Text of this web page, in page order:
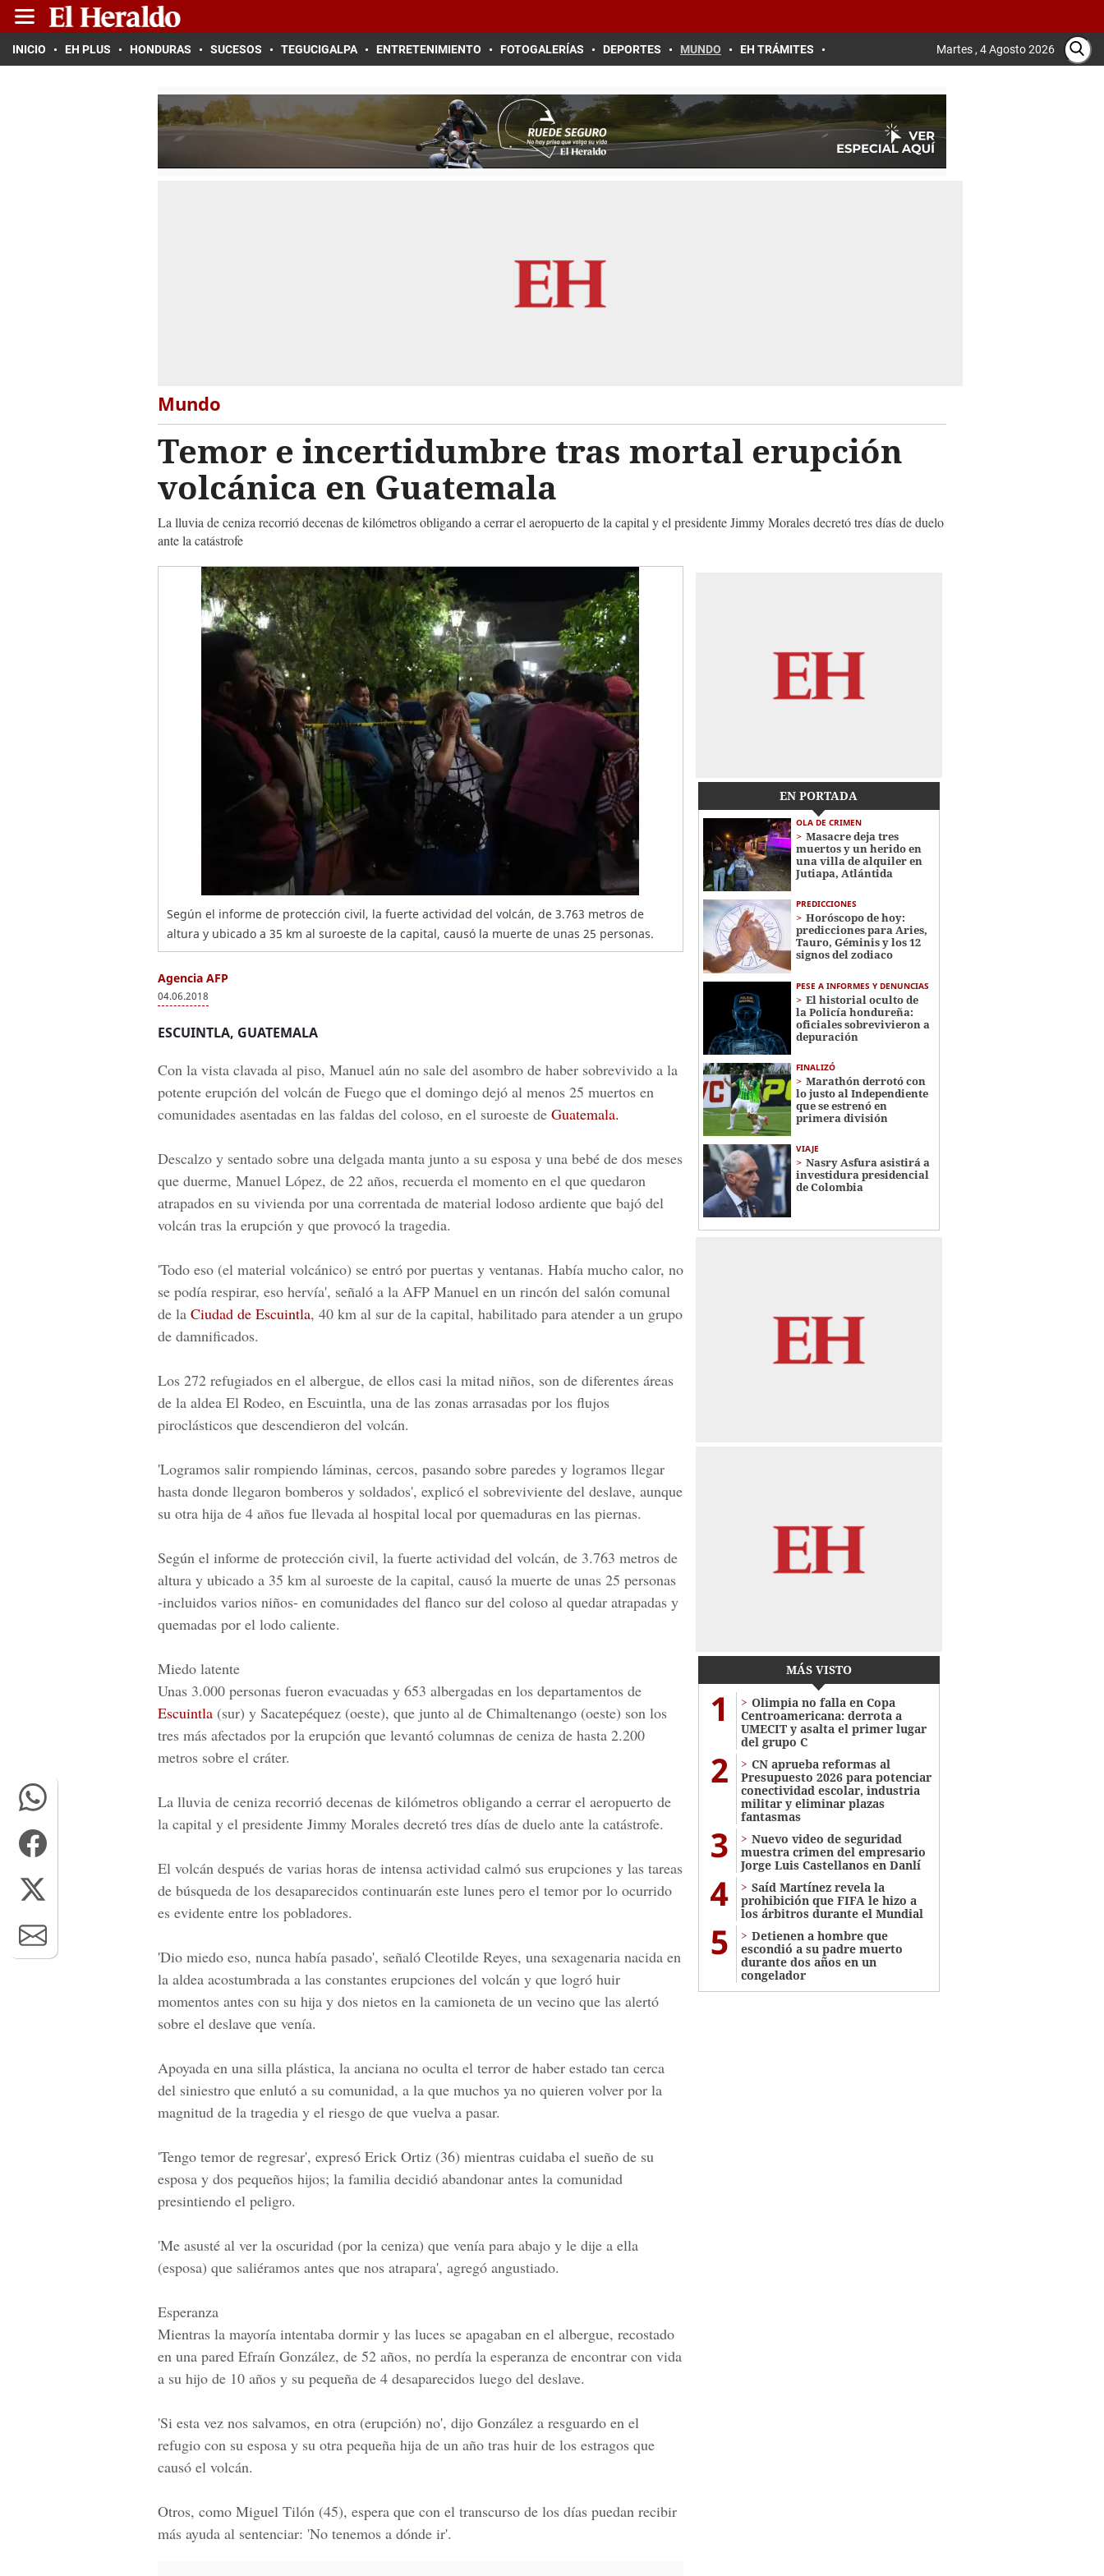
INICIO EH PLUS HONDURAS SUCESOS TEGUCIGALPA ENTRETENIMIENTO FOTOGALERÍAS DEPORTES MUNDO EH TRÁMITES Martes , 4 Agosto 2026
Mundo
Temor e incertidumbre tras mortal erupción
volcánica en Guatemala
La lluvia de ceniza recorrió decenas de kilómetros obligando a cerrar el aeropuerto de la capital y el presidente Jimmy Morales decretó tres días de duelo
ante la catástrofe
Según el informe de protección civil, la fuerte actividad del volcán, de 3.763 metros de
altura y ubicado a 35 km al suroeste de la capital, causó la muerte de unas 25 personas.
Agencia AFP
04.06.2018
ESCUINTLA, GUATEMALA
Con la vista clavada al piso, Manuel aún no sale del asombro de haber sobrevivido a la
potente erupción del volcán de Fuego que el domingo dejó al menos 25 muertos en
comunidades asentadas en las faldas del coloso, en el suroeste de Guatemala.
Descalzo y sentado sobre una delgada manta junto a su esposa y una bebé de dos meses
que duerme, Manuel López, de 22 años, recuerda el momento en el que quedaron
atrapados en su vivienda por una correntada de material lodoso ardiente que bajó del
volcán tras la erupción y que provocó la tragedia.
'Todo eso (el material volcánico) se entró por puertas y ventanas. Había mucho calor, no
se podía respirar, eso hervía', señaló a la AFP Manuel en un rincón del salón comunal
de la Ciudad de Escuintla, 40 km al sur de la capital, habilitado para atender a un grupo
de damnificados.
Los 272 refugiados en el albergue, de ellos casi la mitad niños, son de diferentes áreas
de la aldea El Rodeo, en Escuintla, una de las zonas arrasadas por los flujos
piroclásticos que descendieron del volcán.
'Logramos salir rompiendo láminas, cercos, pasando sobre paredes y logramos llegar
hasta donde llegaron bomberos y soldados', explicó el sobreviviente del deslave, aunque
su otra hija de 4 años fue llevada al hospital local por quemaduras en las piernas.
Según el informe de protección civil, la fuerte actividad del volcán, de 3.763 metros de
altura y ubicado a 35 km al suroeste de la capital, causó la muerte de unas 25 personas
-incluidos varios niños- en comunidades del flanco sur del coloso al quedar atrapadas y
quemadas por el lodo caliente.
Miedo latente
Unas 3.000 personas fueron evacuadas y 653 albergadas en los departamentos de
Escuintla (sur) y Sacatepéquez (oeste), que junto al de Chimaltenango (oeste) son los
tres más afectados por la erupción que levantó columnas de ceniza de hasta 2.200
metros sobre el cráter.
La lluvia de ceniza recorrió decenas de kilómetros obligando a cerrar el aeropuerto de
la capital y el presidente Jimmy Morales decretó tres días de duelo ante la catástrofe.
El volcán después de varias horas de intensa actividad calmó sus erupciones y las tareas
de búsqueda de los desaparecidos continuarán este lunes pero el temor por lo ocurrido
es evidente entre los pobladores.
'Dio miedo eso, nunca había pasado', señaló Cleotilde Reyes, una sexagenaria nacida en
la aldea acostumbrada a las constantes erupciones del volcán y que logró huir
momentos antes con su hija y dos nietos en la camioneta de un vecino que las alertó
sobre el deslave que venía.
Apoyada en una silla plástica, la anciana no oculta el terror de haber estado tan cerca
del siniestro que enlutó a su comunidad, a la que muchos ya no quieren volver por la
magnitud de la tragedia y el riesgo de que vuelva a pasar.
'Tengo temor de regresar', expresó Erick Ortiz (36) mientras cuidaba el sueño de su
esposa y dos pequeños hijos; la familia decidió abandonar antes la comunidad
presintiendo el peligro.
'Me asusté al ver la oscuridad (por la ceniza) que venía para abajo y le dije a ella
(esposa) que saliéramos antes que nos atrapara', agregó angustiado.
Esperanza
Mientras la mayoría intentaba dormir y las luces se apagaban en el albergue, recostado
en una pared Efraín González, de 52 años, no perdía la esperanza de encontrar con vida
a su hijo de 10 años y su pequeña de 4 desaparecidos luego del deslave.
'Si esta vez nos salvamos, en otra (erupción) no', dijo González a resguardo en el
refugio con su esposa y su otra pequeña hija de un año tras huir de los estragos que
causó el volcán.
Otros, como Miguel Tilón (45), espera que con el transcurso de los días puedan recibir
más ayuda al sentenciar: 'No tenemos a dónde ir'.
EN PORTADA
OLA DE CRIMEN
Masacre deja tres
muertos y un herido en
una villa de alquiler en
Jutiapa, Atlántida
PREDICCIONES
Horóscopo de hoy:
predicciones para Aries,
Tauro, Géminis y los 12
signos del zodiaco
PESE A INFORMES Y DENUNCIAS
El historial oculto de
la Policía hondureña:
oficiales sobrevivieron a
depuración
FINALIZÓ
Marathón derrotó con
lo justo al Independiente
que se estrenó en
primera división
VIAJE
Nasry Asfura asistirá a
investidura presidencial
de Colombia
MÁS VISTO
1
Olimpia no falla en Copa
Centroamericana: derrota a
UMECIT y asalta el primer lugar
del grupo C
2
CN aprueba reformas al
Presupuesto 2026 para potenciar
conectividad escolar, industria
militar y eliminar plazas
fantasmas
3
Nuevo video de seguridad
muestra crimen del empresario
Jorge Luis Castellanos en Danlí
4
Saíd Martínez revela la
prohibición que FIFA le hizo a
los árbitros durante el Mundial
5
Detienen a hombre que
escondió a su padre muerto
durante dos años en un
congelador